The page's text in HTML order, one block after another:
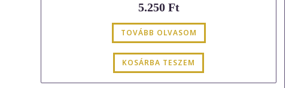
5.250 Ft
TOVÁBB OLVASOM
KOSÁRBA TESZEM